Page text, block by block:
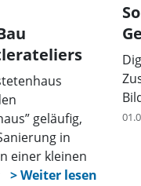
geläufig,
in
einer kleinen